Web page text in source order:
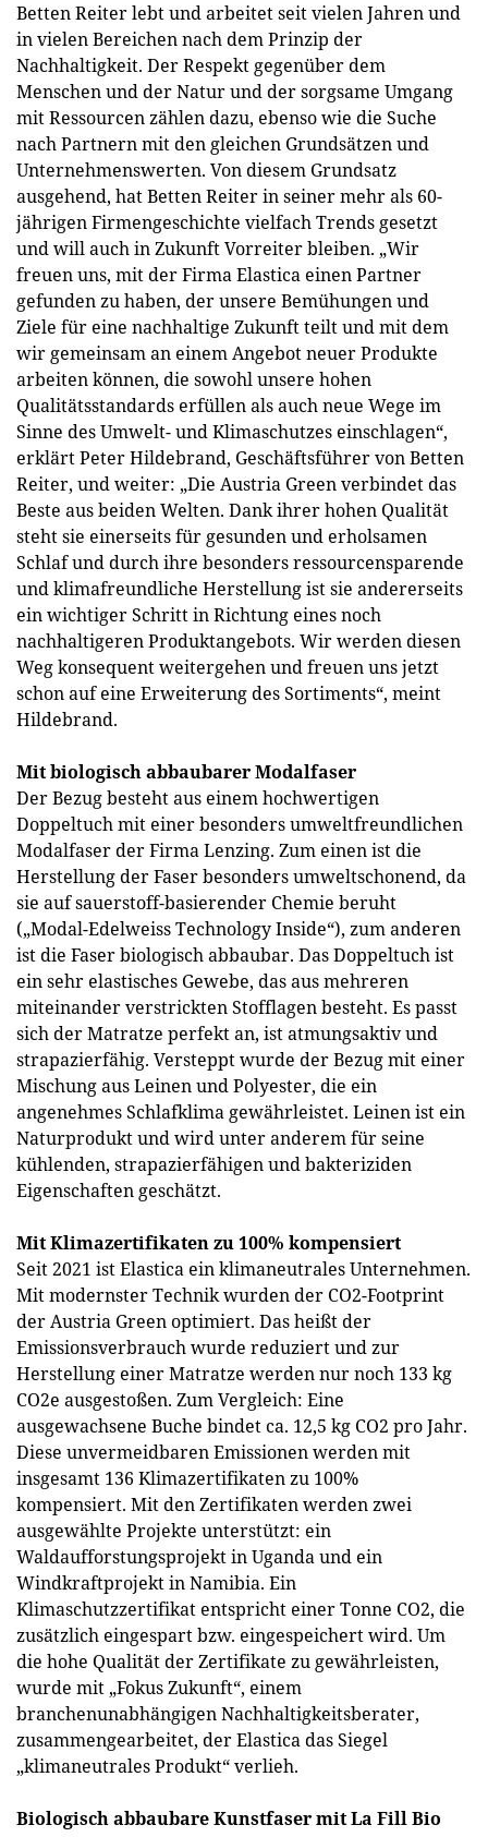
Betten Reiter lebt und arbeitet seit vielen Jahren und
in vielen Bereichen nach dem Prinzip der
Nachhaltigkeit. Der Respekt gegenüber dem
Menschen und der Natur und der sorgsame Umgang
mit Ressourcen zählen dazu, ebenso wie die Suche
nach Partnern mit den gleichen Grundsätzen und
Unternehmenswerten. Von diesem Grundsatz
ausgehend, hat Betten Reiter in seiner mehr als 60-
jährigen Firmengeschichte vielfach Trends gesetzt
und will auch in Zukunft Vorreiter bleiben. „Wir
freuen uns, mit der Firma Elastica einen Partner
gefunden zu haben, der unsere Bemühungen und
Ziele für eine nachhaltige Zukunft teilt und mit dem
wir gemeinsam an einem Angebot neuer Produkte
arbeiten können, die sowohl unsere hohen
Qualitätsstandards erfüllen als auch neue Wege im
Sinne des Umwelt- und Klimaschutzes einschlagen“,
erklärt Peter Hildebrand, Geschäftsführer von Betten
Reiter, und weiter: „Die Austria Green verbindet das
Beste aus beiden Welten. Dank ihrer hohen Qualität
steht sie einerseits für gesunden und erholsamen
Schlaf und durch ihre besonders ressourcensparende
und klimafreundliche Herstellung ist sie andererseits
ein wichtiger Schritt in Richtung eines noch
nachhaltigeren Produktangebots. Wir werden diesen
Weg konsequent weitergehen und freuen uns jetzt
schon auf eine Erweiterung des Sortiments“, meint
Hildebrand.
Mit biologisch abbaubarer Modalfaser
Der Bezug besteht aus einem hochwertigen
Doppeltuch mit einer besonders umweltfreundlichen
Modalfaser der Firma Lenzing. Zum einen ist die
Herstellung der Faser besonders umweltschonend, da
sie auf sauerstoff-basierender Chemie beruht
(„Modal-Edelweiss Technology Inside“), zum anderen
ist die Faser biologisch abbaubar. Das Doppeltuch ist
ein sehr elastisches Gewebe, das aus mehreren
miteinander verstrickten Stofflagen besteht. Es passt
sich der Matratze perfekt an, ist atmungsaktiv und
strapazierfähig. Versteppt wurde der Bezug mit einer
Mischung aus Leinen und Polyester, die ein
angenehmes Schlafklima gewährleistet. Leinen ist ein
Naturprodukt und wird unter anderem für seine
kühlenden, strapazierfähigen und bakteriziden
Eigenschaften geschätzt.
Mit Klimazertifikaten zu 100% kompensiert
Seit 2021 ist Elastica ein klimaneutrales Unternehmen.
Mit modernster Technik wurden der CO2-Footprint
der Austria Green optimiert. Das heißt der
Emissionsverbrauch wurde reduziert und zur
Herstellung einer Matratze werden nur noch 133 kg
CO2e ausgestoßen. Zum Vergleich: Eine
ausgewachsene Buche bindet ca. 12,5 kg CO2 pro Jahr.
Diese unvermeidbaren Emissionen werden mit
insgesamt 136 Klimazertifikaten zu 100%
kompensiert. Mit den Zertifikaten werden zwei
ausgewählte Projekte unterstützt: ein
Waldaufforstungsprojekt in Uganda und ein
Windkraftprojekt in Namibia. Ein
Klimaschutzzertifikat entspricht einer Tonne CO2, die
zusätzlich eingespart bzw. eingespeichert wird. Um
die hohe Qualität der Zertifikate zu gewährleisten,
wurde mit „Fokus Zukunft“, einem
branchenunabhängigen Nachhaltigkeitsberater,
zusammengearbeitet, der Elastica das Siegel
„klimaneutrales Produkt“ verlieh.
Biologisch abbaubare Kunstfaser mit La Fill Bio